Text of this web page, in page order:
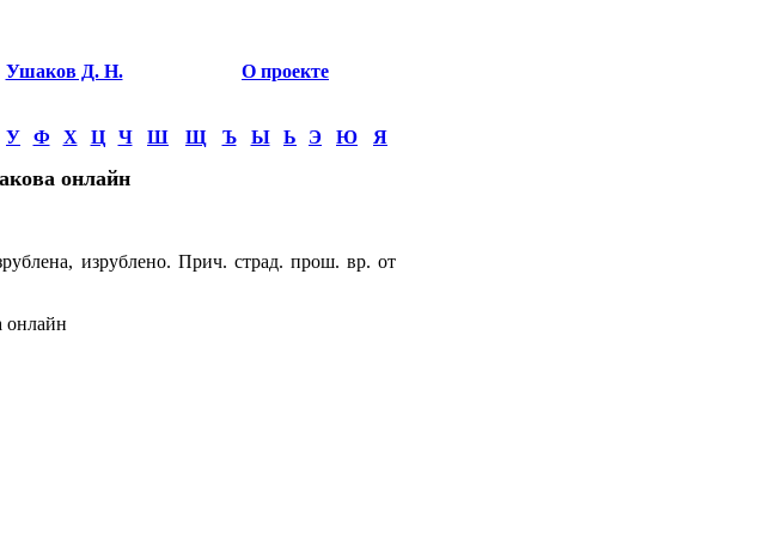
Ушаков Д. Н. О проекте
У Ф Х Ц Ч Ш Щ Ъ Ы Ь Э Ю Я
онлайн
изрублено. Прич. страд. прош. вр. от